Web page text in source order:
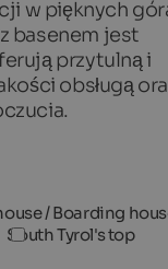
w pięknych
basenem jest
przytulną i
obsługą
/ Boarding
South Tyrol's top